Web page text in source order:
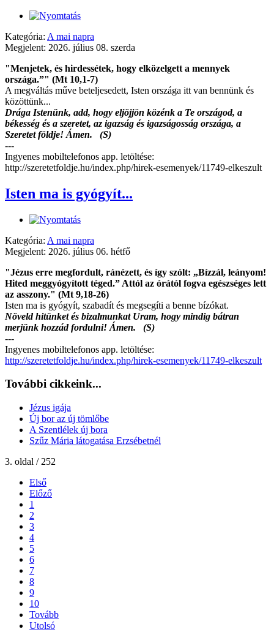
Kategória: A mai napra
Megjelent: 2026. július 08. szerda
"Menjetek, és hirdessétek, hogy elközelgett a mennyek
országa.”" (Mt 10,1-7)
A megváltás műve beteljesedett, Isten országa itt van bennünk és
közöttünk...
Drága Istenünk, add, hogy eljöjjön közénk a Te országod, a
békesség és a szeretet, az igazság és igazságosság országa, a
Szeretet földje! Ámen. (S)
---
Ingyenes mobiltelefonos app. letöltése:
http://szeretetfoldje.hu/index.php/hirek-esemenyek/11749-elkeszult
Isten ma is gyógyít...
Kategória: A mai napra
Megjelent: 2026. július 06. hétfő
"Jézus erre megfordult, ránézett, és így szólt: „Bízzál, leányom!
Hited meggyógyított téged.” Attól az órától fogva egészséges lett
az asszony." (Mt 9,18-26)
Isten ma is gyógyít, szabadít és megsegíti a benne bízókat.
Növeld hitünket és bizalmunkat Uram, hogy mindig bátran
merjünk hozzád fordulni! Ámen. (S)
---
Ingyenes mobiltelefonos app. letöltése:
http://szeretetfoldje.hu/index.php/hirek-esemenyek/11749-elkeszult
További cikkeink...
Jézus igája
Új bor az új tömlőbe
A Szentlélek új bora
Szűz Mária látogatása Erzsébetnél
3. oldal / 252
Első
Előző
1
2
3
4
5
6
7
8
9
10
Tovább
Utolsó